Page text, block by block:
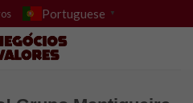
Portuguese ▼